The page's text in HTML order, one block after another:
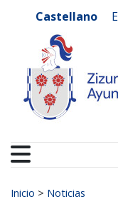
Castellano
Buscar:
Inicio > Noticias